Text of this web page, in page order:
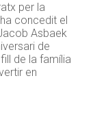
per la
concedit el
Asbaek
de
de la família
en